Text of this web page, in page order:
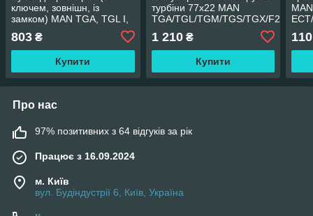
ключем, зовнішн, із
замком) MAN TGA, TGL I,
AKUSAN MAN-DH-003R
803 ₴
Купити
турбіни 77x22 MAN
TGA/TGL/TGM/TGS/TGX/F200
1 210₴
Купити
MAN
110
Про нас
97% позитивних з 64 відгуків за рік
Працює з 16.09.2024
м. Київ
вул. Будіндустрії 6, Київ, Україна